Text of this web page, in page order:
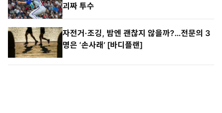
괴짜 투수
자전거·조깅, 밤엔 괜찮지 않을까?…전문의 3
명은 ‘손사래’ [바디플랜]